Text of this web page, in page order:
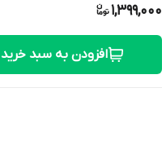
1,399,000
افزودن به سبد خرید